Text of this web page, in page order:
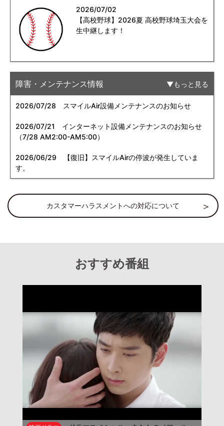
2026/07/02
【高校野球】2026夏 高校野球埼玉大会を
生中継します！
障害・メンテナンス情報 もっと見る
2026/07/28 スマイルAir設備メンテナンスのお知らせ
2026/07/21
インターネット設備メンテナンスのお知らせ
（7/28 AM2:00-AM5:00）
2026/06/29 【復旧】スマイルAirの停波が発生していま
す。
カスタマーハラスメントへの対応について
おすすめ番組